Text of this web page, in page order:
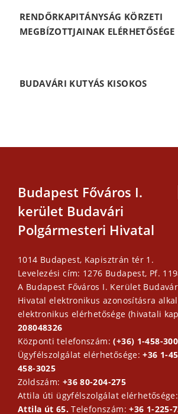
RENDŐRKAPITÁNYSÁG KÖRZETI
MEGBÍZOTTJAINAK ELÉRHETŐSÉGE
BUDAVÁRI KUTYÁS KISOKOS
Budapest Főváros I.
kerület Budavári
Polgármesteri Hivatal
1014 Budapest, Kapisztrán tér 1.
Levelezési cím: 1276 Budapest, Pf.
A Budapest Főváros I. Kerület
Hivatal elektronikus azonosításra
elektronikus elérhetősége (hivatali
208048326
Központi telefonszám:(+36) 1-458-
Ügyfélszolgálat elérhetősége:+36 1-
458-3025
Zöldszám: +36 80-204-275
Attila úti ügyfélszolgálat elérhetősége:
Attila út 65.Telefonszám:+36 1-225-